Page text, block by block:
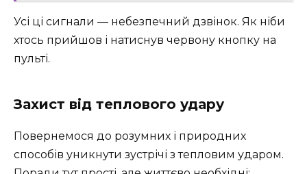
Усі ці сигнали — небезпечний дзвінок. Як ніби
хтось прийшов і натиснув червону кнопку на
пульті.
Захист від теплового удару
Повернемося до розумних і природних
способів уникнути зустрічі з тепловим ударом.